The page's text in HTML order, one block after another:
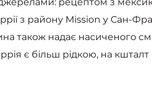
з району Mission у Сан-
також надає насиченого
є більш рідкою, на кшталт